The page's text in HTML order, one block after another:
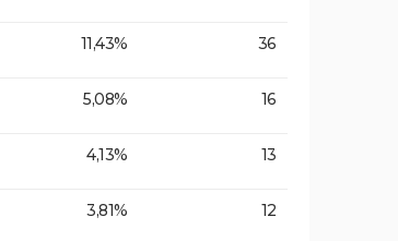
11,43% 36
5,08% 16
4,13% 13
3,81% 12